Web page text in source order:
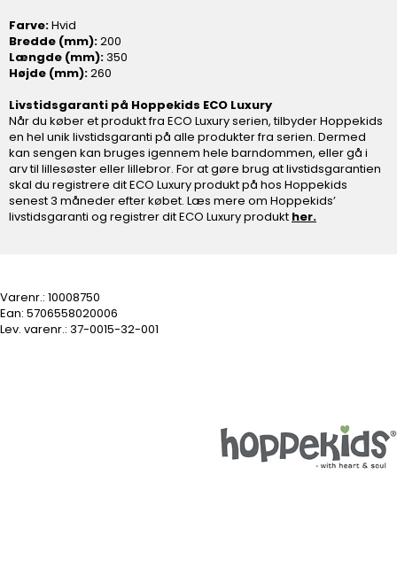
Varenr.: 10008750
Ean: 5706558020006
Lev. varenr.: 37-0015-32-001
Farve:Hvid
Bredde (mm):200
Længde (mm):350
Højde (mm):260
Livstidsgaranti på Hoppekids ECO Luxury
Når du køber et produkt fra ECO Luxury serien, tilbyder Hoppekids
en hel unik livstidsgaranti på alle produkter fra serien. Dermed
kan sengen kan bruges igennem hele barndommen, eller gå i
arv til lillesøster eller lillebror. For at gøre brug at livstidsgarantien
skal du registrere dit ECO Luxury produkt på hos Hoppekids
senest 3 måneder efter købet. Læs mere om Hoppekids’
livstidsgaranti og registrer dit ECO Luxury produkt her.